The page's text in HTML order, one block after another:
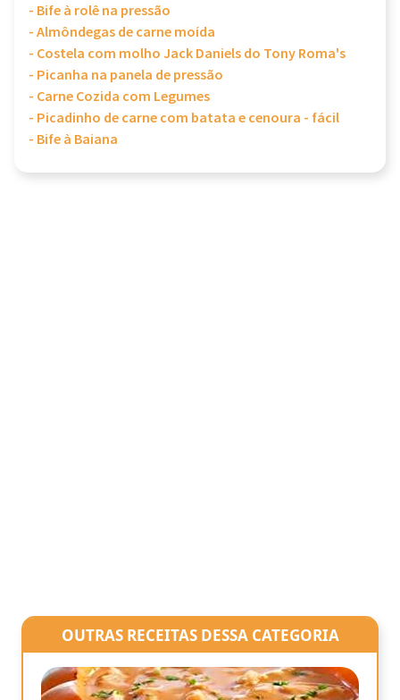
- Bife à rolê na pressão
- Almôndegas de carne moída
- Costela com molho Jack Daniels do Tony Roma's
- Picanha na panela de pressão
- Carne Cozida com Legumes
- Picadinho de carne com batata e cenoura - fácil
- Bife à Baiana
OUTRAS RECEITAS DESSA CATEGORIA